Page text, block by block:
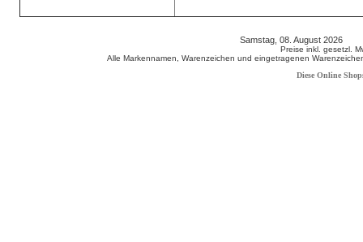
Samstag, 08. August 2026
Preise inkl. gesetzl.
Alle Markennamen, Warenzeichen und eingetragenen
Diese Online